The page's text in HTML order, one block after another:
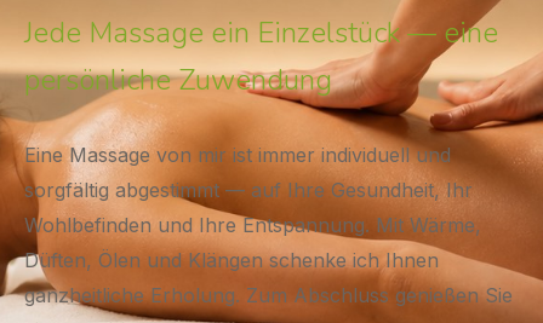
Jede Massage ein Einzelstück — eine
persönliche Zuwendung
Eine Massage von mir ist immer individuell und
sorgfältig abgestimmt — auf Ihre Gesundheit, Ihr
Wohlbefinden und Ihre Entspannung. Mit Wärme,
Düften, Ölen und Klängen schenke ich Ihnen
ganzheitliche Erholung. Zum Abschluss genießen Sie